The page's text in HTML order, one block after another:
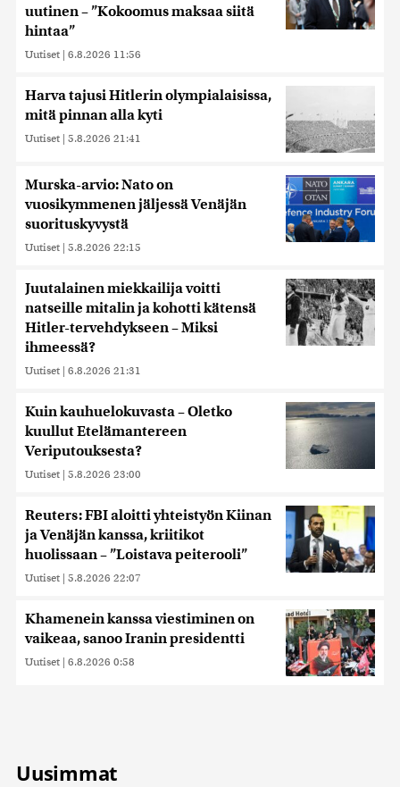
uutinen – ”Kokoomus maksaa siitä
hintaa”
Uutiset | 6.8.2026 11:56
Harva tajusi Hitlerin olympialaisissa,
mitä pinnan alla kyti
Uutiset | 5.8.2026 21:41
Murska-arvio: Nato on
vuosikymmenen jäljessä Venäjän
suorituskyvystä
Uutiset | 5.8.2026 22:15
Juutalainen miekkailija voitti
natseille mitalin ja kohotti kätensä
Hitler-tervehdykseen – Miksi
ihmeessä?
Uutiset | 6.8.2026 21:31
Kuin kauhuelokuvasta – Oletko
kuullut Etelämantereen
Veriputouksesta?
Uutiset | 5.8.2026 23:00
Reuters: FBI aloitti yhteistyön Kiinan
ja Venäjän kanssa, kriitikot
huolissaan – ”Loistava peiterooli”
Uutiset | 5.8.2026 22:07
Khamenein kanssa viestiminen on
vaikeaa, sanoo Iranin presidentti
Uutiset | 6.8.2026 0:58
Uusimmat